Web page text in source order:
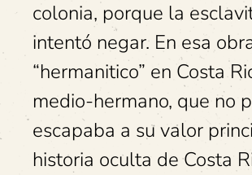
colonia, porque la
intentó negar. En esa
“hermanitico” en Costa
medio-hermano, que no
escapaba a su valor
historia oculta de Costa